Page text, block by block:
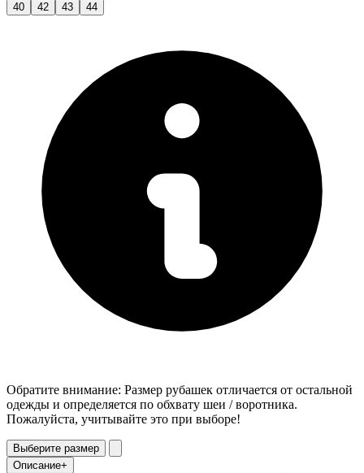
40
42 43 44
Обратите внимание: Размер рубашек отличается от остальной
одежды и определяется по обхвату шеи / воротника.
Пожалуйста, учитывайте это при выборе!
Выберите размер
Описание+